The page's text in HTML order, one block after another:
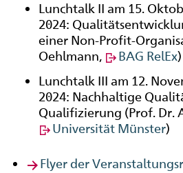
Lunchtalk II am 15.
2024:
einer Non-Profit-
Oehlmann,
BAG RelEx)
Lunchtalk III am 12.
2024: Nachhaltige
Qualifizierung (Prof. Dr.
Universität Münster)
Flyer der